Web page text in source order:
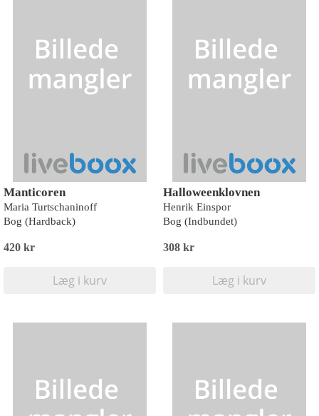
Manticoren
Maria Turtschaninoff
Bog (Hardback)
420 kr
Læg i kurv
Halloweenklovnen
Henrik Einspor
Bog (Indbundet)
308 kr
Læg i kurv